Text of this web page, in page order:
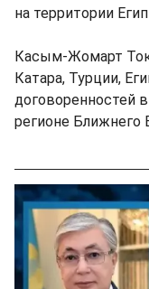
на территории
Касым-Жомарт
Катара, Турции,
договоренностей
регионе Ближнего